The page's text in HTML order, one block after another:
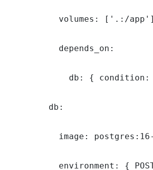
    volumes: ['.:/app']
    depends_on:
db: {
  db:
image:
environment: {